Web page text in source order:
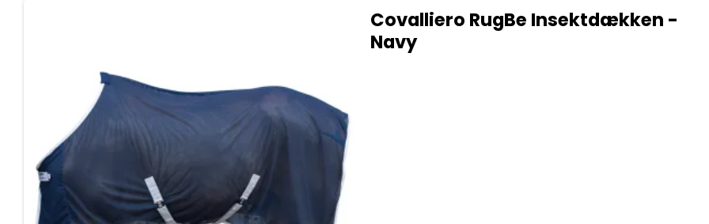
Covalliero RugBe Insektdækken -
Navy